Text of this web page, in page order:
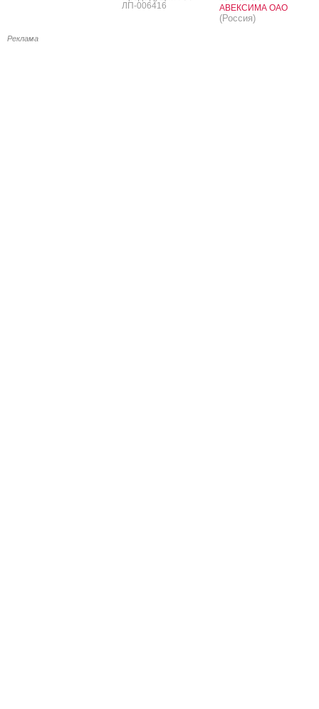
ЛП-006416
АВЕКСИМА ОАО
(Россия)
Реклама